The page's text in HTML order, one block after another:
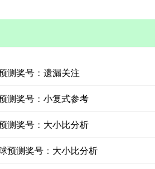
测奖号：遗漏关注
测奖号：小复式参考
测奖号：大小比分析
预测奖号：大小比分析